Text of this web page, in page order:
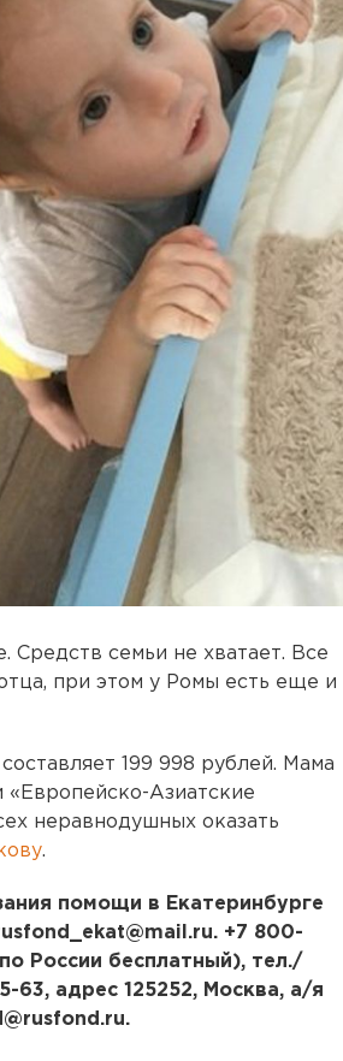
Средств семьи не хватает. Все
при этом у Ромы есть еще и
199 998 рублей. Мама
«Европейско-Азиатские
неравнодушных оказать
.
помощи в Екатеринбурге
+7 800-
России бесплатный), тел./
63, адрес 125252, Москва, а/я